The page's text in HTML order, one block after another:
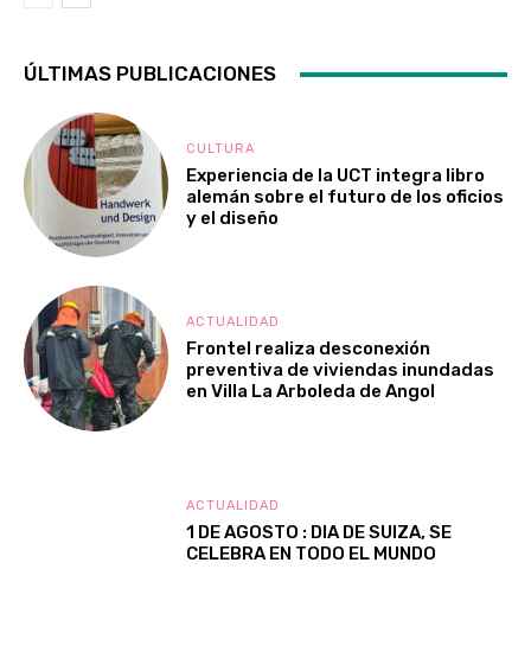
ÚLTIMAS PUBLICACIONES
CULTURA
Experiencia de la UCT integra libro
alemán sobre el futuro de los oficios
y el diseño
ACTUALIDAD
Frontel realiza desconexión
preventiva de viviendas inundadas
en Villa La Arboleda de Angol
ACTUALIDAD
1 DE AGOSTO : DIA DE SUIZA, SE
CELEBRA EN TODO EL MUNDO